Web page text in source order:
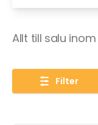
Allt till salu inom
Filter